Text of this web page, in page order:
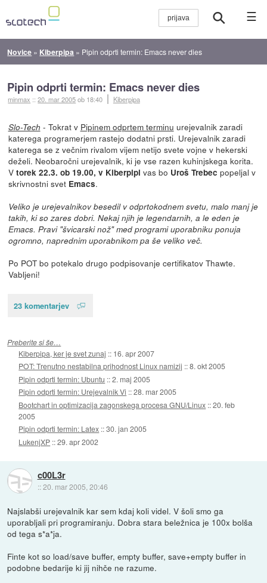
☰
Novice » Kiberpipa » Pipin odprti termin: Emacs never dies
Pipin odprti termin: Emacs never dies
minmax ::20. mar 2005ob 18:40 Kiberpipa
Slo-Tech - Tokrat v Pipinem odprtem terminu urejevalnik zaradi
katerega programerjem rastejo dodatni prsti. Urejevalnik zaradi
katerega se z večnim rivalom vijem netijo svete vojne v hekerski
deželi. Neobaročni urejevalnik, ki je vse razen kuhinjskega korita.
V torek 22.3. ob 19.00, v Kiberpipi vas bo Uroš Trebec popeljal v
skrivnostni svet Emacs.
Veliko je urejevalnikov besedil v odprtokodnem svetu, malo manj je
takih, ki so zares dobri. Nekaj njih je legendarnih, a le eden je
Emacs. Pravi "švicarski nož" med programi uporabniku ponuja
ogromno, naprednim uporabnikom pa še veliko več.
Po POT bo potekalo drugo podpisovanje certifikatov Thawte.
Vabljeni!
23 komentarjev
Preberite si še…
Kiberpipa, ker je svet zunaj :: 16. apr 2007
POT: Trenutno nestabilna prihodnost Linux namizij ::8. okt 2005
Pipin odprti termin: Ubuntu ::2. maj 2005
Pipin odprti termin: Urejevalnik Vi ::28. mar 2005
Bootchart in optimizacija zagonskega procesa GNU/Linux ::20. feb
2005
Pipin odprti termin: Latex ::30. jan 2005
LukenjXP ::29. apr 2002
c00L3r
::20. mar 2005, 20:46
Najslabši urejevalnik kar sem kdaj koli videl. V šoli smo ga
uporabljali pri programiranju. Dobra stara beležnica je 100x bolša
od tega s*a*ja.
Finte kot so load/save buffer, empty buffer, save+empty buffer in
podobne bedarije ki jij nihče ne razume.